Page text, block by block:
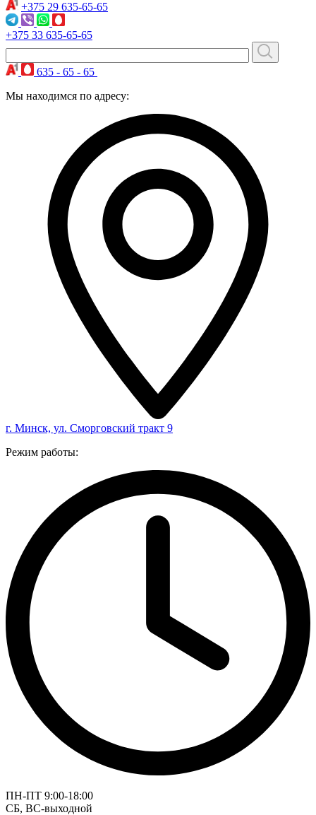
+375 29 635-65-65
+375 33 635-65-65
635 - 65 - 65
Мы находимся по адресу:
г. Минск, ул. Сморговский тракт 9
Режим работы:
ПН-ПТ 9:00-18:00
СБ, ВС-выходной